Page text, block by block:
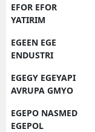
EFOR EFOR
YATIRIM
EGEEN EGE
ENDUSTRI
EGEGY EGEYAPI
AVRUPA GMYO
EGEPO NASMED
EGEPOL